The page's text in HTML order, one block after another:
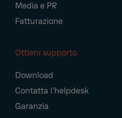
Media e PR
Fatturazione
Ottieni supporto
Download
Contatta l'helpdesk
Garanzia